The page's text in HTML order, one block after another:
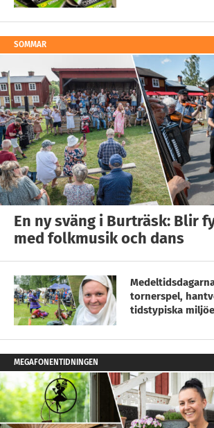
SOMMAR
En ny sväng i Burträsk: Blir
med folkmusik och dans
tornerspel,
tidstypiska
MEGAFONENTIDNINGEN